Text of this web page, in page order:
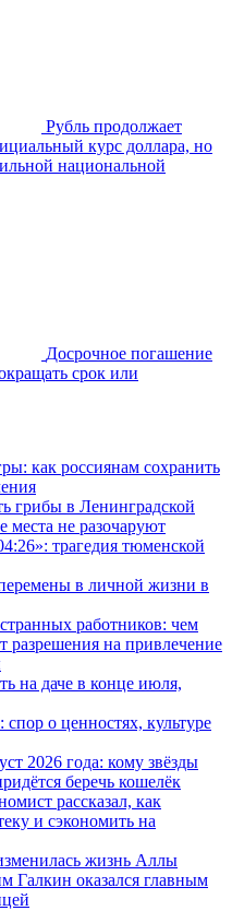
Рубль продолжает
курс доллара, но
национальной
Досрочное погашение
срок или
как россиянам сохранить
грибы в Ленинградской
места не разочаруют
трагедия тюменской
в личной жизни в
работников: чем
разрешения на привлечение
на даче в конце июля,
о ценностях, культуре
2026 года: кому звёзды
беречь кошелёк
рассказал, как
и сэкономить на
жизнь Аллы
Галкин оказался главным